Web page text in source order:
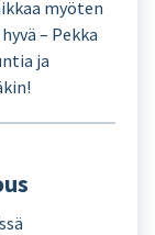
myöten
– Pekka
ja